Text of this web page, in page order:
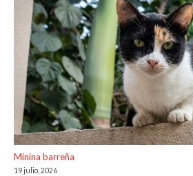
Minina barreña
19 julio, 2026